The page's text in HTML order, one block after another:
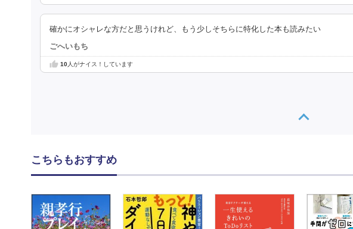
確かにオシャレな方だと思うけれど、もう少しそちらに特化した本も読みたい
ごへいもち
10人がナイス！しています
こちらもおすすめ